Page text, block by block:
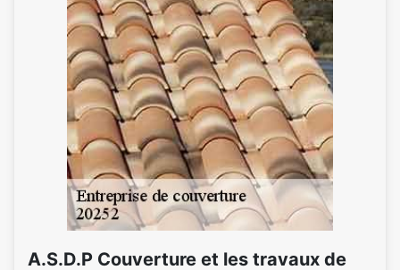
A.S.D.P Couverture et les travaux de